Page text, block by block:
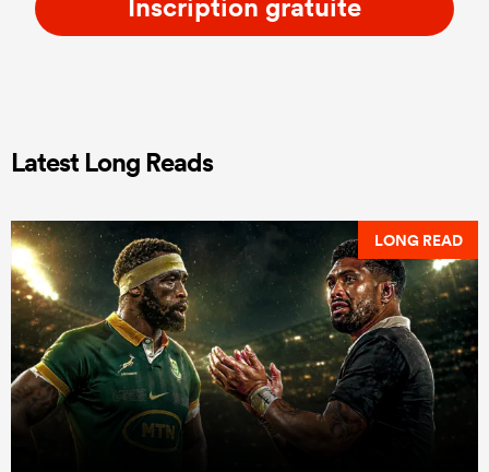
Latest Long Reads
LONG READ